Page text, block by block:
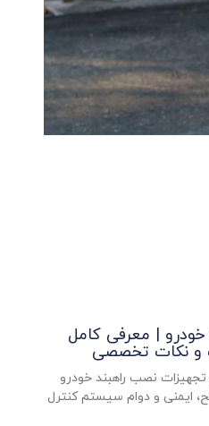
| معرفی کامل
و نکات تخصصی
نصب راهبند خودرو
ایمنی و دوام سیستم کنترل